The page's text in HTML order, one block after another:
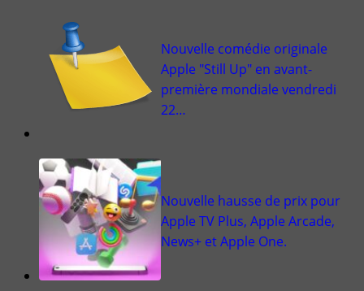
Nouvelle comédie originale
Apple "Still Up" en avant-
première mondiale vendredi
22…
Nouvelle hausse de prix pour
Apple TV Plus, Apple Arcade,
News+ et Apple One.